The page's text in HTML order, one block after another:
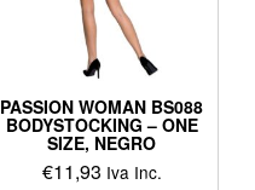
chosen
the
product
page
PASSION WOMAN BS088
BODYSTOCKING – ONE
SIZE, NEGRO
€11,93 Iva Inc.